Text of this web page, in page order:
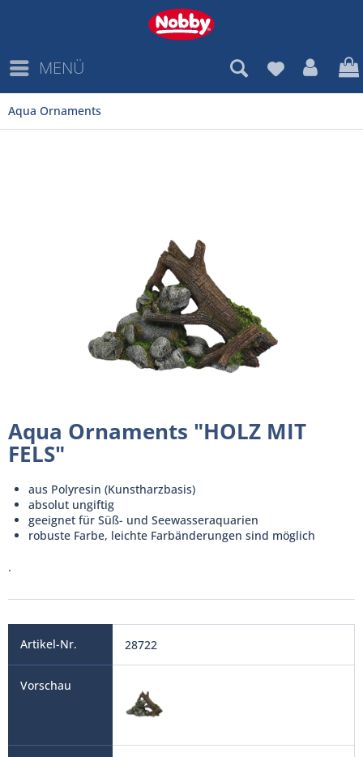
MENÜ
Aqua Ornaments
Aqua Ornaments "HOLZ MIT
FELS"
aus Polyresin (Kunstharzbasis)
absolut ungiftig
geeignet für Süß- und Seewasseraquarien
robuste Farbe, leichte Farbänderungen sind möglich
.
28722